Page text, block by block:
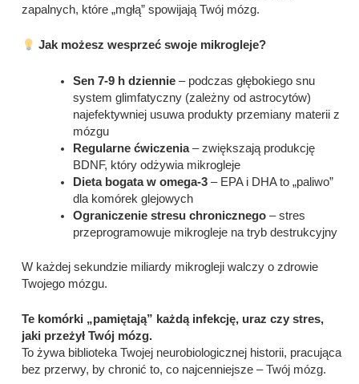
zapalnych, które „mgłą” spowijają Twój mózg.
Jak możesz wesprzeć swoje mikrogleje?
Sen 7-9 h dziennie – podczas głębokiego snu
system glimfatyczny (zależny od astrocytów)
najefektywniej usuwa produkty przemiany materii z
mózgu
Regularne ćwiczenia– zwiększają produkcję
BDNF, który odżywia mikrogleje
Dieta bogata w omega-3 – EPA i DHA to „paliwo”
dla komórek glejowych
Ograniczenie stresu chronicznego – stres
przeprogramowuje mikrogleje na tryb destrukcyjny
W każdej sekundzie miliardy mikrogleji walczy o zdrowie
Twojego mózgu.
Te komórki „pamiętają” każdą infekcję, uraz czy stres,
jaki przeżył Twój mózg.
To żywa biblioteka Twojej neurobiologicznej historii, pracująca
bez przerwy, by chronić to, co najcenniejsze – Twój mózg.